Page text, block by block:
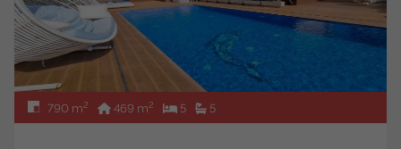
790 m2 469 m2 5 5